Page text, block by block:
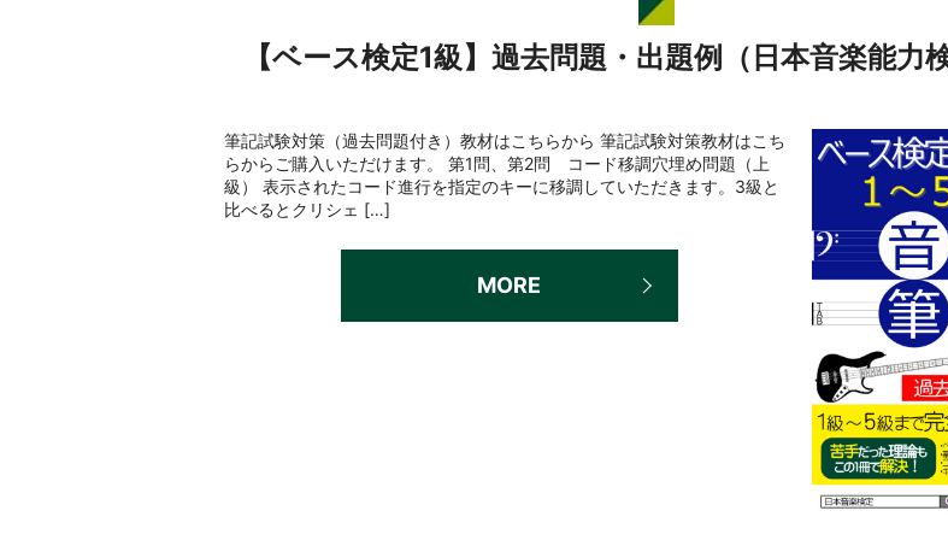
【ベース検定1級】過去問題・出題例（日本音楽能力
筆記試験対策（過去問題付き）教材はこちらから 筆記試験対策教材はこち
らからご購入いただけます。 第1問、第2問 コード移調穴埋め問題（上
級） 表示されたコード進行を指定のキーに移調していただきます。3級と
比べるとクリシェ […]
MORE